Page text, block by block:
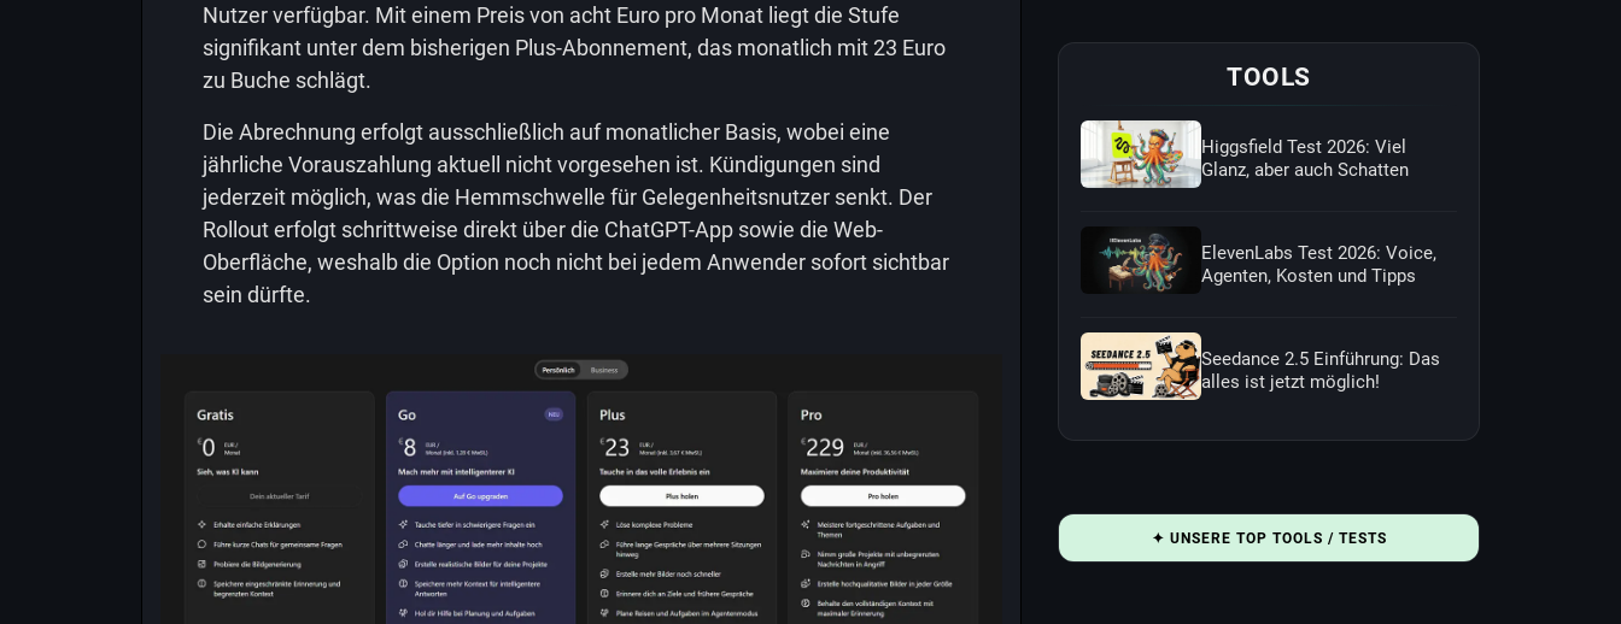
Nutzer verfügbar. Mit einem Preis von acht Euro pro Monat liegt die Stufe
signifikant unter dem bisherigen Plus-Abonnement, das monatlich mit 23 Euro
zu Buche schlägt.
Die Abrechnung erfolgt ausschließlich auf monatlicher Basis, wobei eine
jährliche Vorauszahlung aktuell nicht vorgesehen ist. Kündigungen sind
jederzeit möglich, was die Hemmschwelle für Gelegenheitsnutzer senkt. Der
Rollout erfolgt schrittweise direkt über die ChatGPT-App sowie die Web-
Oberfläche, weshalb die Option noch nicht bei jedem Anwender sofort sichtbar
sein dürfte.
TOOLS
Higgsfield Test 2026: Viel
Glanz, aber auch Schatten
ElevenLabs Test 2026: Voice,
Agenten, Kosten und Tipps
Seedance 2.5 Einführung: Das
alles ist jetzt möglich!
✦ UNSERE TOP TOOLS / TESTS